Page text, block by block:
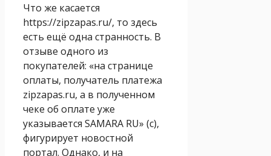
Что же касается
https://zipzapas.ru/, то здесь
есть ещё одна странность. В
отзыве одного из
покупателей: «на странице
оплаты, получатель платежа
zipzapas.ru, а в полученном
чеке об оплате уже
указывается SAMARA RU» (с),
фигурирует новостной
портал. Однако, и на